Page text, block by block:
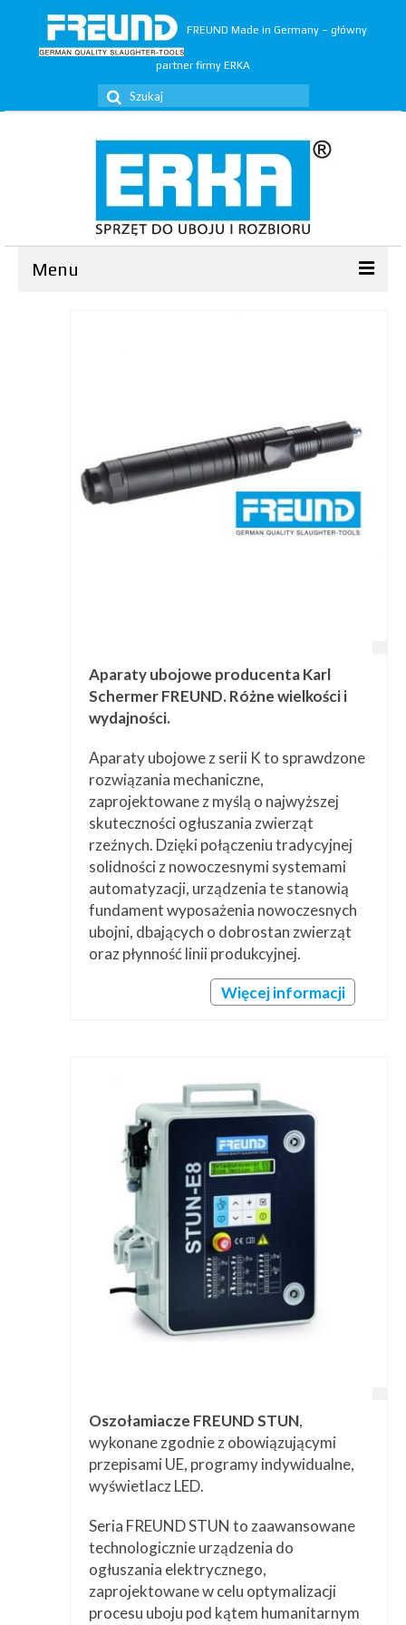
FREUND Made in Germany – główny
partner firmy ERKA
Szuklaj
w:
Menu
▼
Narzędzia
Informacje ▼
Aparaty ubojowe producenta Karl
Schermer FREUND. Różne wielkości i
wydajności.
Aparaty ubojowe z serii K to sprawdzone
rozwiązania mechaniczne,
zaprojektowane z myślą o najwyższej
skuteczności ogłuszania zwierząt
rzeźnych. Dzięki połączeniu tradycyjnej
solidności z nowoczesnymi systemami
automatyzacji, urządzenia te stanowią
fundament wyposażenia nowoczesnych
ubojni, dbających o dobrostan zwierząt
oraz płynność linii produkcyjnej.
Więcej informacji
Oszołamiacze FREUND STUN,
wykonane zgodnie z obowiązującymi
przepisami UE, programy indywidualne,
wyświetlacz LED.
Seria FREUND STUN to zaawansowane
technologicznie urządzenia do
ogłuszania elektrycznego,
zaprojektowane w celu optymalizacji
procesu uboju pod kątem humanitarnym